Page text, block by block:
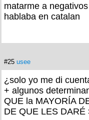
matarme a
hablaba en catalan
#25 usee
¿solo yo me di
+ algunos
QUE la MAYORÍA
DE QUE LES DARÉ